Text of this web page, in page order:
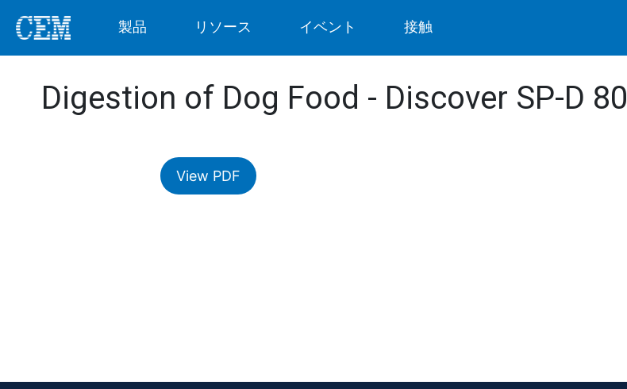
製品 リソース イベント 接触
Digestion of Dog Food - Discover SP-D 80
View PDF